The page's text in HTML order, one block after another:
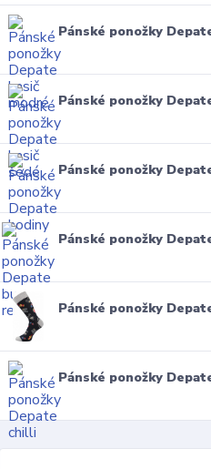
Pánské ponožky
Pánské ponožky
Pánské ponožky
Pánské ponožky
Pánské ponožky
Pánské ponožky